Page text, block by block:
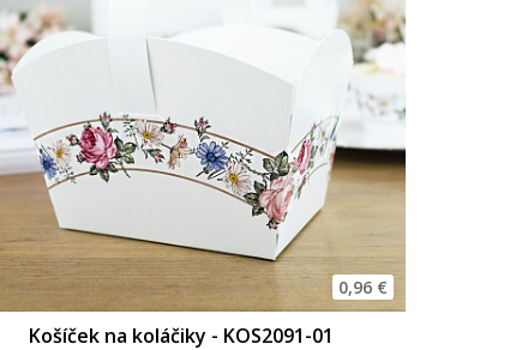
0,96 €
Košíček na koláčiky - KOS2091-01